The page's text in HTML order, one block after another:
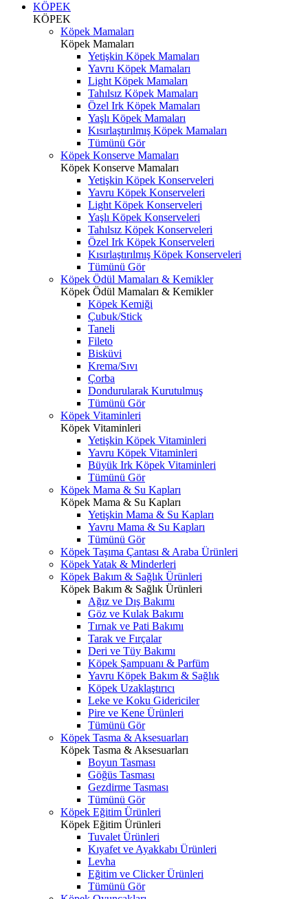
KÖPEK
KÖPEK
Köpek Mamaları
Köpek Mamaları
Yetişkin Köpek Mamaları
Yavru Köpek Mamaları
Light Köpek Mamaları
Tahılsız Köpek Mamaları
Özel Irk Köpek Mamaları
Yaşlı Köpek Mamaları
Kısırlaştırılmış Köpek Mamaları
Tümünü Gör
Köpek Konserve Mamaları
Köpek Konserve Mamaları
Yetişkin Köpek Konserveleri
Yavru Köpek Konserveleri
Light Köpek Konserveleri
Yaşlı Köpek Konserveleri
Tahılsız Köpek Konserveleri
Özel Irk Köpek Konserveleri
Kısırlaştırılmış Köpek Konserveleri
Tümünü Gör
Köpek Ödül Mamaları & Kemikler
Köpek Ödül Mamaları & Kemikler
Köpek Kemiği
Çubuk/Stick
Taneli
Fileto
Bisküvi
Krema/Sıvı
Çorba
Dondurularak Kurutulmuş
Tümünü Gör
Köpek Vitaminleri
Köpek Vitaminleri
Yetişkin Köpek Vitaminleri
Yavru Köpek Vitaminleri
Büyük Irk Köpek Vitaminleri
Tümünü Gör
Köpek Mama & Su Kapları
Köpek Mama & Su Kapları
Yetişkin Mama & Su Kapları
Yavru Mama & Su Kapları
Tümünü Gör
Köpek Taşıma Çantası & Araba Ürünleri
Köpek Yatak & Minderleri
Köpek Bakım & Sağlık Ürünleri
Köpek Bakım & Sağlık Ürünleri
Ağız ve Dış Bakımı
Göz ve Kulak Bakımı
Tırnak ve Pati Bakımı
Tarak ve Fırçalar
Deri ve Tüy Bakımı
Köpek Şampuanı & Parfüm
Yavru Köpek Bakım & Sağlık
Köpek Uzaklaştırıcı
Leke ve Koku Gidericiler
Pire ve Kene Ürünleri
Tümünü Gör
Köpek Tasma & Aksesuarları
Köpek Tasma & Aksesuarları
Boyun Tasması
Göğüs Tasması
Gezdirme Tasması
Tümünü Gör
Köpek Eğitim Ürünleri
Köpek Eğitim Ürünleri
Tuvalet Ürünleri
Kıyafet ve Ayakkabı Ürünleri
Levha
Eğitim ve Clicker Ürünleri
Tümünü Gör